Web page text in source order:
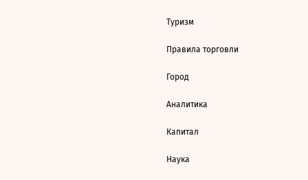
Туризм
Правила торговли
Город
Аналитика
Капитал
Наука